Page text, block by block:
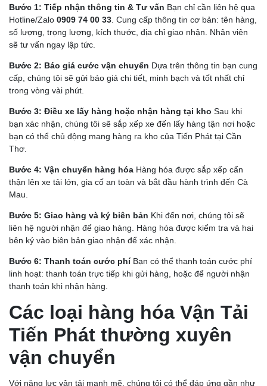
Bước 1: Tiếp nhận thông tin & Tư vấn Bạn chỉ cần liên hệ qua
Hotline/Zalo 0909 74 00 33 . Cung cấp thông tin cơ bản: tên hàng,
số lượng, trọng lượng, kích thước, địa chỉ giao nhận. Nhân viên
sẽ tư vấn ngay lập tức.
Bước 2: Báo giá cước vận chuyển Dựa trên thông tin bạn cung
cấp, chúng tôi sẽ gửi báo giá chi tiết, minh bạch và tốt nhất chỉ
trong vòng vài phút.
Bước 3: Điều xe lấy hàng hoặc nhận hàng tại kho Sau khi
bạn xác nhận, chúng tôi sẽ sắp xếp xe đến lấy hàng tận nơi hoặc
bạn có thể chủ động mang hàng ra kho của Tiến Phát tại Cần
Thơ.
Bước 4: Vận chuyển hàng hóa Hàng hóa được sắp xếp cẩn
thận lên xe tải lớn, gia cố an toàn và bắt đầu hành trình đến Cà
Mau.
Bước 5: Giao hàng và ký biên bản Khi đến nơi, chúng tôi sẽ
liên hệ người nhận để giao hàng. Hàng hóa được kiểm tra và hai
bên ký vào biên bản giao nhận để xác nhận.
Bước 6: Thanh toán cước phíBạn có thể thanh toán cước phí
linh hoạt: thanh toán trực tiếp khi gửi hàng, hoặc để người nhận
thanh toán khi nhận hàng.
Các loại hàng hóa Vận Tải
Tiến Phát thường xuyên
vận chuyển
Với năng lực vận tải mạnh mẽ, chúng tôi có thể đáp ứng gần như